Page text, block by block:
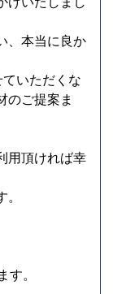
、本当に良か
いただくな
のご提案ま
用頂ければ幸
す。